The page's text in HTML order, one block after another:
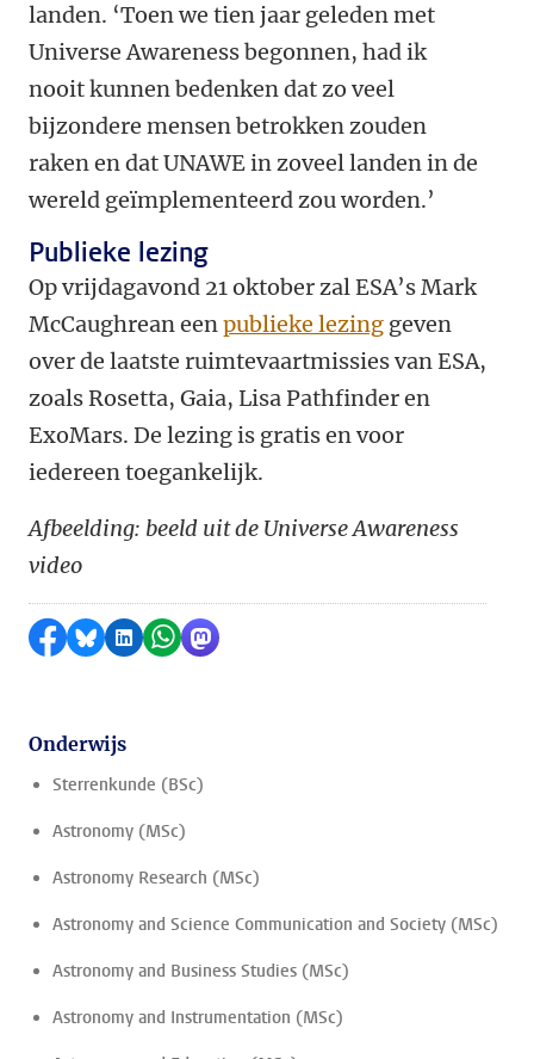
landen. ‘Toen we tien jaar geleden met
Universe Awareness begonnen, had ik
nooit kunnen bedenken dat zo veel
bijzondere mensen betrokken zouden
raken en dat UNAWE in zoveel landen in de
wereld geïmplementeerd zou worden.’
Publieke lezing
Op vrijdagavond 21 oktober zal ESA’s Mark
McCaughrean eenpublieke lezing geven
over de laatste ruimtevaartmissies van ESA,
zoals Rosetta, Gaia, Lisa Pathfinder en
ExoMars. De lezing is gratis en voor
iedereen toegankelijk.
Afbeelding: beeld uit de Universe Awareness
video
Delen op Facebook
Delen via Bluesky
Delen op LinkedIn
Delen via WhatsApp
Delen via Mastodon
Onderwijs
Sterrenkunde (BSc)
Astronomy (MSc)
Astronomy Research (MSc)
Astronomy and Science Communication and Society (MSc)
Astronomy and Business Studies (MSc)
Astronomy and Instrumentation (MSc)